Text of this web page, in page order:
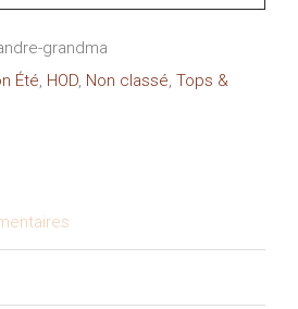
grandma
Été, HOD, Non classé, Tops &